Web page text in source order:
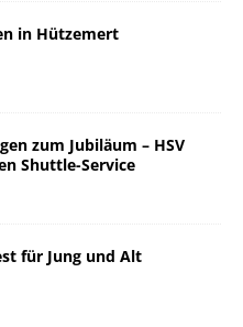
in Hützemert
zum Jubiläum – HSV
Shuttle-Service
für Jung und Alt